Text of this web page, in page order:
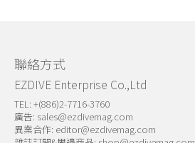
聯絡方式
EZDIVE Enterprise Co.,Ltd
TEL: +(886)2-7716-3760
廣告: sales@ezdivemag.com
異業合作: editor@ezdivemag.com